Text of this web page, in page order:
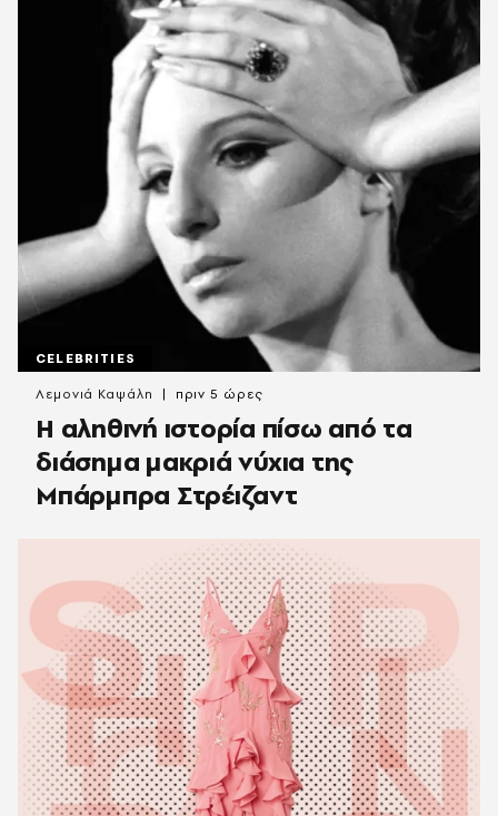
CELEBRITIES
Η αληθινή ιστορία πίσω από τα
διάσημα μακριά νύχια της
Μπάρμπρα Στρέιζαντ
Λεμονιά Καψάλη πριν 5 ώρες